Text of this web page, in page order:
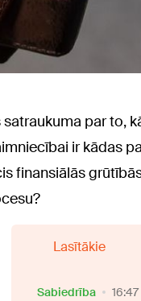
par to,
ir kādas
finansiālās
Lasītākie
Sabiedrība 16:47